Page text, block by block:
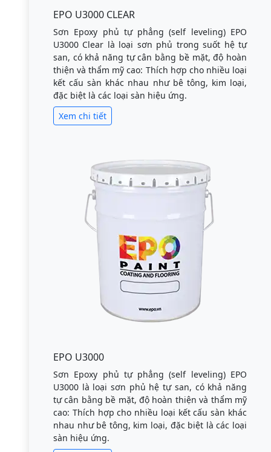
EPO U3000 CLEAR
Sơn Epoxy phủ tự phẳng (self leveling) EPO
U3000 Clear là loại sơn phủ trong suốt hệ tự
san, có khả năng tự cân bằng bề mặt, độ hoàn
thiện và thẩm mỹ cao: Thích hợp cho nhiều loại
kết cấu sàn khác nhau như bê tông, kim loại,
đặc biệt là các loại sàn hiệu ứng.
Xem chi tiết
EPO U3000
Sơn Epoxy phủ tự phẳng (self leveling) EPO
U3000 là loại sơn phủ hệ tự san, có khả năng
tự cân bằng bề mặt, độ hoàn thiện và thẩm mỹ
cao: Thích hợp cho nhiều loại kết cấu sàn khác
nhau như bê tông, kim loại, đặc biệt là các loại
sàn hiệu ứng.